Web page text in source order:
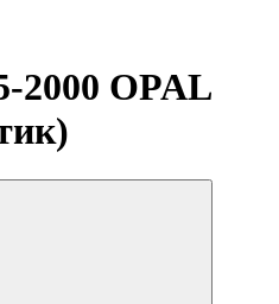
2000 OPAL